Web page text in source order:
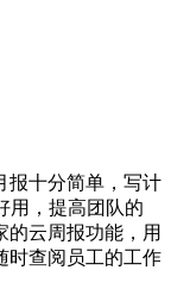
报十分简单，写计
用，提高团队的
的云周报功能，用
时查阅员工的工作